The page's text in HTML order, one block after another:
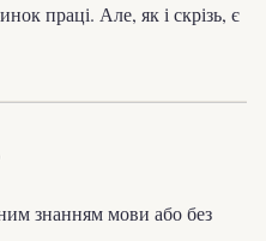
праці. Але, як і скрізь, є
знанням мови або без